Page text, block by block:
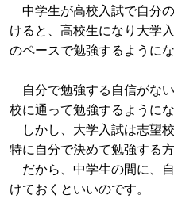
中学生が高校入試で自分
けると、高校生になり大学
のペースで勉強するようにな
自分で勉強する自信がな
校に通って勉強するようにな
しかし、大学入試は志望
特に自分で決めて勉強する
だから、中学生の間に、
けておくといいのです。